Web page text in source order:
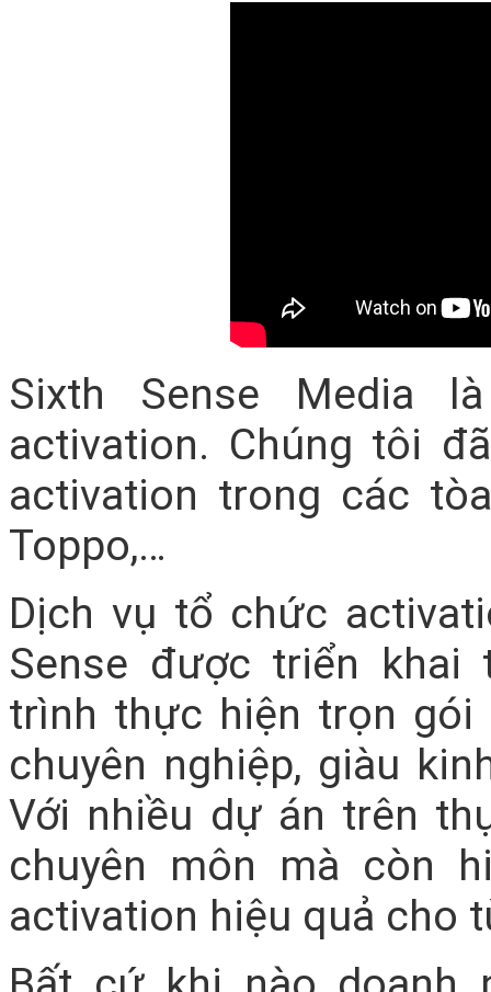
Sixth Sense Media
activation. Chúng tôi
activation trong các
Toppo,…
Dịch vụ tổ chức
Sense được triển khai
trình thực hiện trọn
chuyên nghiệp, giàu
Với nhiều dự án trên
chuyên môn mà còn
activation hiệu quả cho